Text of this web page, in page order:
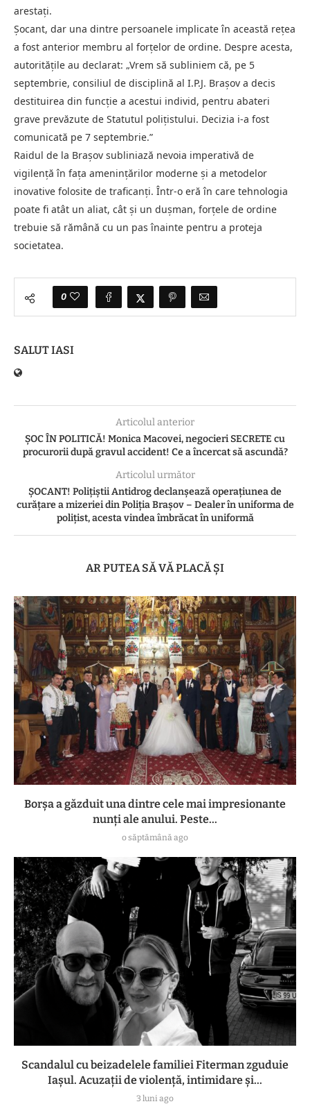
arestați.
Șocant, dar una dintre persoanele implicate în această rețea
a fost anterior membru al forțelor de ordine. Despre acesta,
autoritățile au declarat: „Vrem să subliniem că, pe 5
septembrie, consiliul de disciplină al I.P.J. Brașov a decis
destituirea din funcție a acestui individ, pentru abateri
grave prevăzute de Statutul polițistului. Decizia i-a fost
comunicată pe 7 septembrie.”
Raidul de la Brașov subliniază nevoia imperativă de
vigilență în fața amenințărilor moderne și a metodelor
inovative folosite de traficanți. Într-o eră în care tehnologia
poate fi atât un aliat, cât și un dușman, forțele de ordine
trebuie să rămână cu un pas înainte pentru a proteja
societatea.
0
SALUT IASI
Articolul anterior
ȘOC ÎN POLITICĂ! Monica Macovei, negocieri SECRETE cu
procurorii după gravul accident! Ce a încercat să ascundă?
Articolul următor
ȘOCANT! Polițiștii Antidrog declanșează operațiunea de
curățare a mizeriei din Poliția Brașov – Dealer în uniforma de
polițist, acesta vindea îmbrăcat în uniformă
AR PUTEA SĂ VĂ PLACĂ ȘI
Borșa a găzduit una dintre cele mai impresionante
nunți ale anului. Peste...
o săptămână ago
Scandalul cu beizadelele familiei Fiterman zguduie
Iașul. Acuzații de violență, intimidare și...
3 luni ago